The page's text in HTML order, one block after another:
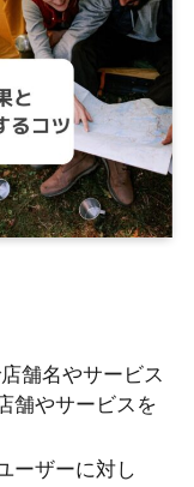
舗名やサービス
舗やサービスを
ーザーに対し